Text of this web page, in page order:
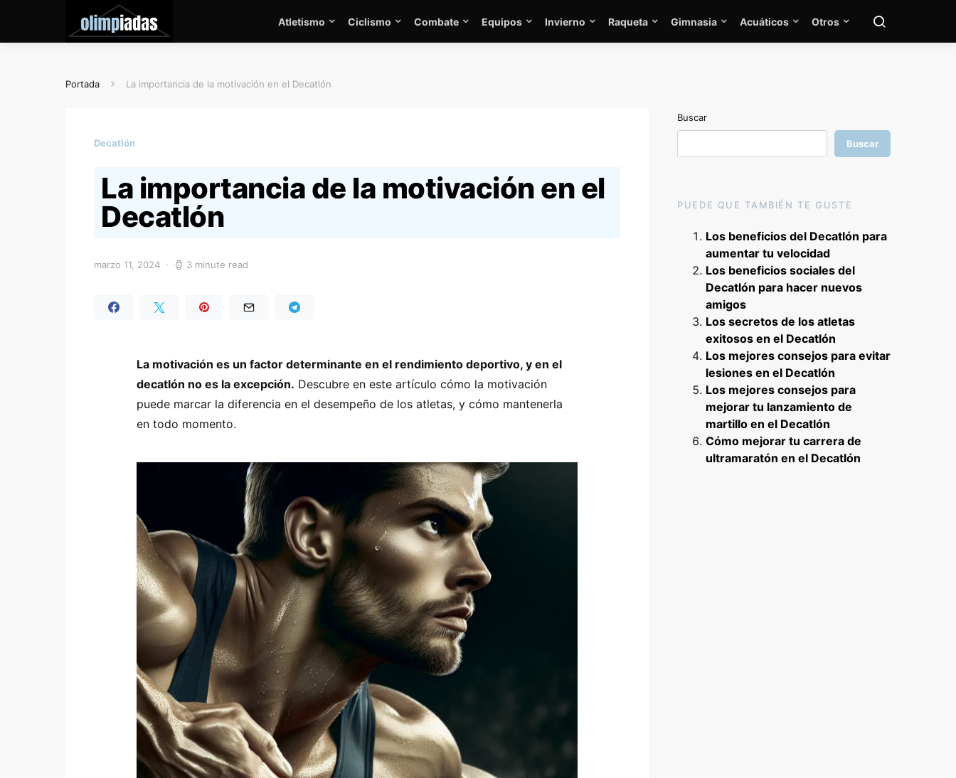
Atletismo Ciclismo Combate Equipos Invierno Raqueta Gimnasia Acuáticos Otros
Portada La importancia de la motivación en el Decatlón
Decatlón
La importancia de la motivación en el
Decatlón
marzo 11, 2024 3 minute read
La motivación es un factor determinante en el rendimiento deportivo, y en el
decatlón no es la excepción. Descubre en este artículo cómo la motivación
puede marcar la diferencia en el desempeño de los atletas, y cómo mantenerla
en todo momento.
Buscar
Buscar
PUEDE QUE TAMBIÉN TE GUSTE
Los beneficios del Decatlón para
aumentar tu velocidad
Los beneficios sociales del
Decatlón para hacer nuevos
amigos
Los secretos de los atletas
exitosos en el Decatlón
Los mejores consejos para evitar
lesiones en el Decatlón
Los mejores consejos para
mejorar tu lanzamiento de
martillo en el Decatlón
Cómo mejorar tu carrera de
ultramaratón en el Decatlón